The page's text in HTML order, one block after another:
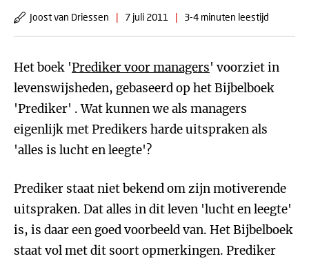
Joost van Driessen | 7 juli 2011 | 3-4 minuten leestijd
Het boek 'Prediker voor managers' voorziet in
levenswijsheden, gebaseerd op het Bijbelboek
'Prediker' . Wat kunnen we als managers
eigenlijk met Predikers harde uitspraken als
'alles is lucht en leegte'?
Prediker staat niet bekend om zijn motiverende
uitspraken. Dat alles in dit leven 'lucht en leegte'
is, is daar een goed voorbeeld van. Het Bijbelboek
staat vol met dit soort opmerkingen. Prediker